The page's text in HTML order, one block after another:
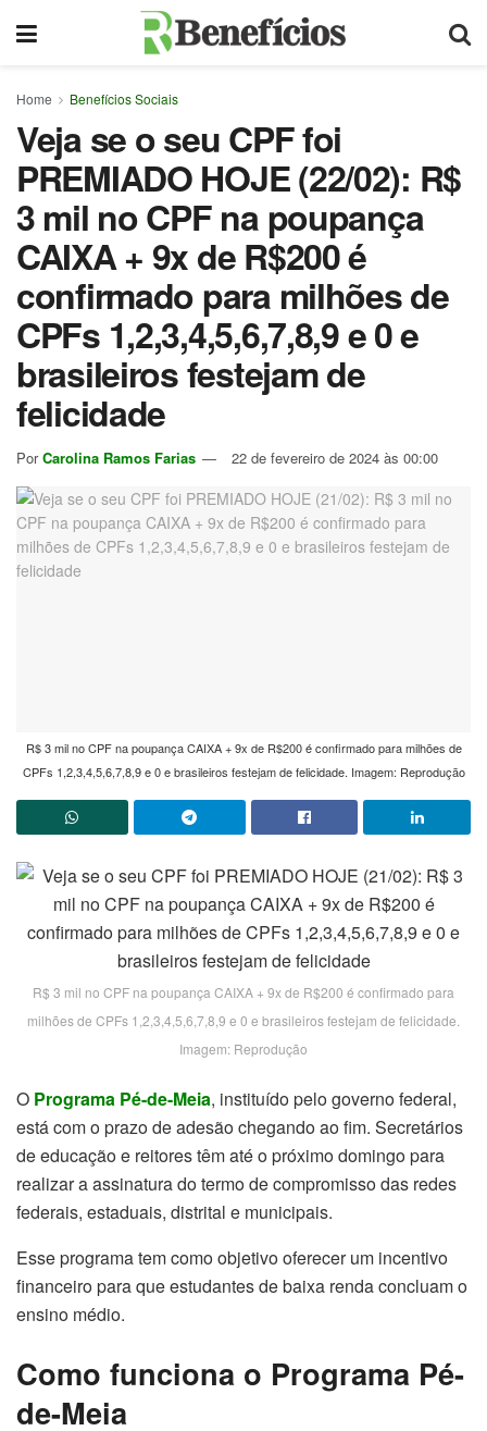
Home Benefícios Sociais
Veja se o seu CPF foi
PREMIADO HOJE (22/02): R$
3 mil no CPF na poupança
CAIXA + 9x de R$200 é
confirmado para milhões de
CPFs 1,2,3,4,5,6,7,8,9 e 0 e
brasileiros festejam de
felicidade
Por Carolina Ramos Farias 22 de fevereiro de 2024 às 00:00
R$ 3 mil no CPF na poupança CAIXA + 9x de R$200 é confirmado para milhões de
CPFs 1,2,3,4,5,6,7,8,9 e 0 e brasileiros festejam de felicidade. Imagem: Reprodução
R$ 3 mil no CPF na poupança CAIXA + 9x de R$200 é confirmado para
milhões de CPFs 1,2,3,4,5,6,7,8,9 e 0 e brasileiros festejam de felicidade.
Imagem: Reprodução
O Programa Pé-de-Meia, instituído pelo governo federal,
está com o prazo de adesão chegando ao fim. Secretários
de educação e reitores têm até o próximo domingo para
realizar a assinatura do termo de compromisso das redes
federais, estaduais, distrital e municipais.
Esse programa tem como objetivo oferecer um incentivo
financeiro para que estudantes de baixa renda concluam o
ensino médio.
Como funciona o Programa Pé-
de-Meia